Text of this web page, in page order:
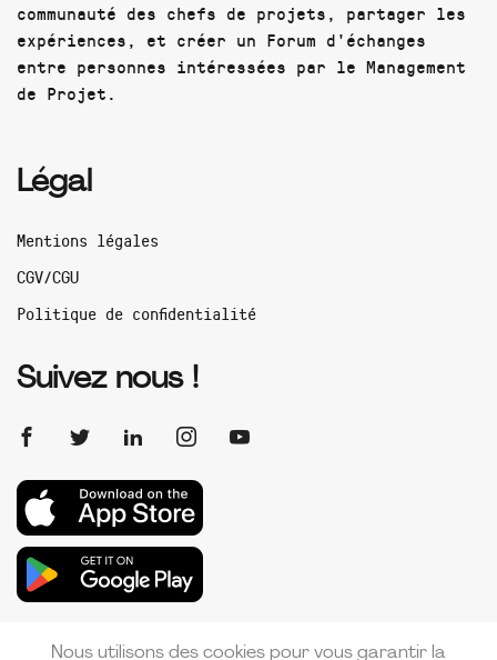
communauté des chefs de projets, partager les
expériences, et créer un Forum d'échanges
entre personnes intéressées par le Management
de Projet.
Légal
Mentions légales
CGV/CGU
Politique de confidentialité
Suivez nous !
Nous utilisons des cookies pour vous garantir la